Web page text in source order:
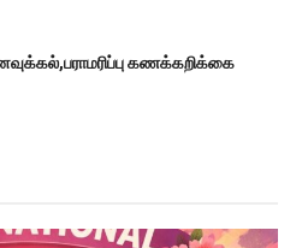
கணக்கறிக்கை